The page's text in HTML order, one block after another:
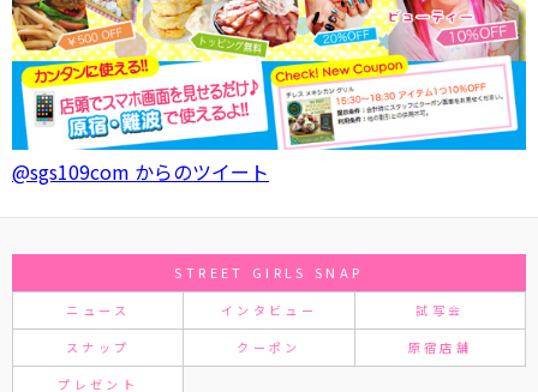
@sgs109com からのツイート
STREET GIRLS SNAP
ニュース インタビュー 試写会
スナップ クーポン 原宿店舗
プレゼント